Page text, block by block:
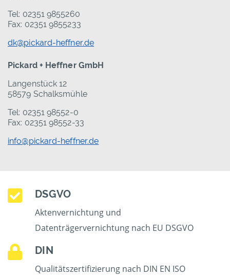
Tel: 02351 9855260
Fax: 02351 9855233
dk@pickard-heffner.de
Pickard + Heffner GmbH
Langenstück 12
58579 Schalksmühle
Tel: 02351 98552-0
Fax: 02351 98552-33
info@pickard-heffner.de
DSGVO
Aktenvernichtung und
Datenträgervernichtung nach EU DSGVO
DIN
Qualitätszertifizierung nach DIN EN ISO